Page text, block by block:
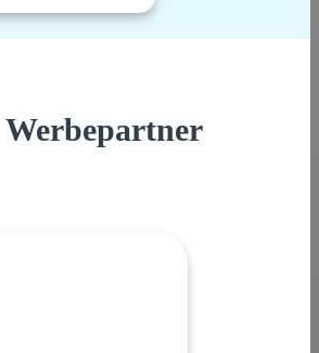
Werbepartner